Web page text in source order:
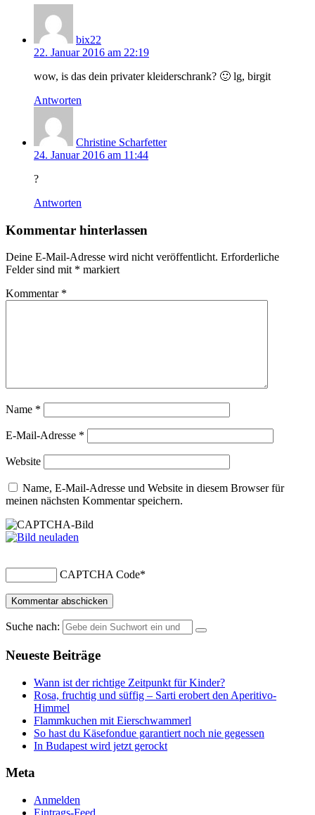
bix22
22. Januar 2016 am 22:19
wow, is das dein privater kleiderschrank? 🙂 lg, birgit
Antworten
Christine Scharfetter
24. Januar 2016 am 11:44
?
Antworten
Kommentar hinterlassen
Deine E-Mail-Adresse wird nicht veröffentlicht. Erforderliche
Felder sind mit * markiert
Kommentar *
Name *
E-Mail-Adresse *
Website
Name, E-Mail-Adresse und Website in diesem Browser für
meinen nächsten Kommentar speichern.
CAPTCHA Code*
Suche nach:
Neueste Beiträge
Wann ist der richtige Zeitpunkt für Kinder?
Rosa, fruchtig und süffig – Sarti erobert den Aperitivo-
Himmel
Flammkuchen mit Eierschwammerl
So hast du Käsefondue garantiert noch nie gegessen
In Budapest wird jetzt gerockt
Meta
Anmelden